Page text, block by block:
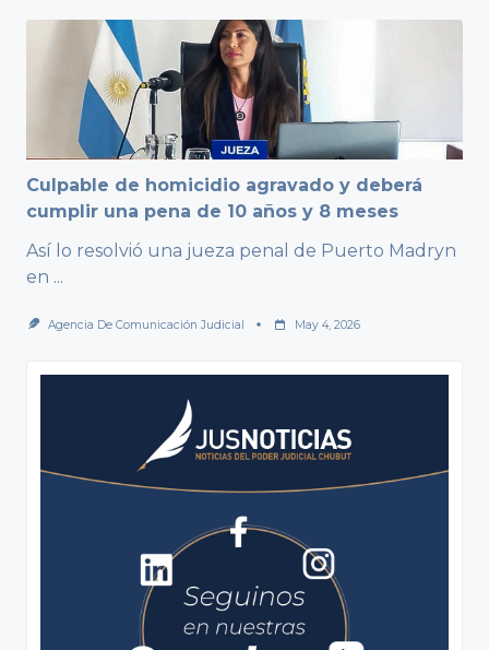
Culpable de homicidio agravado y deberá
cumplir una pena de 10 años y 8 meses
Así lo resolvió una jueza penal de Puerto Madryn
en ...
Agencia De Comunicación Judicial May 4, 2026